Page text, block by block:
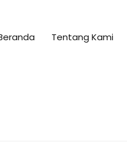
Tentang Kami